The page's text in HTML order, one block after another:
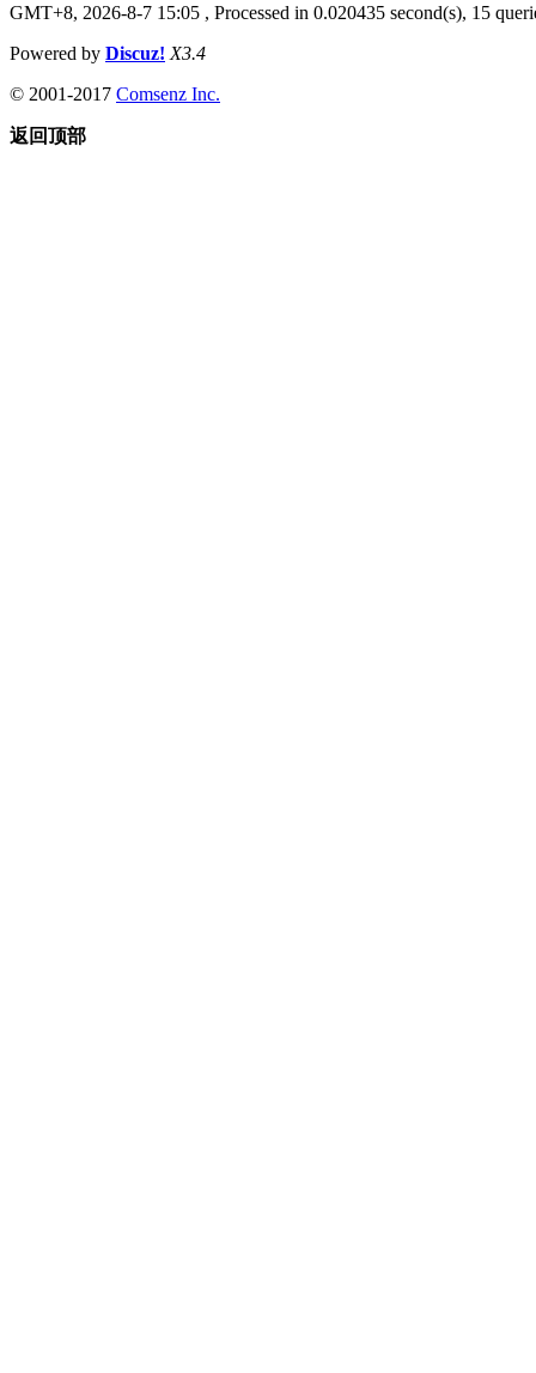
GMT+8, 2026-8-7 15:05 , Processed in 0.020435 second(s), 15
Powered by Discuz! X3.4
© 2001-2017 Comsenz Inc.
返回顶部